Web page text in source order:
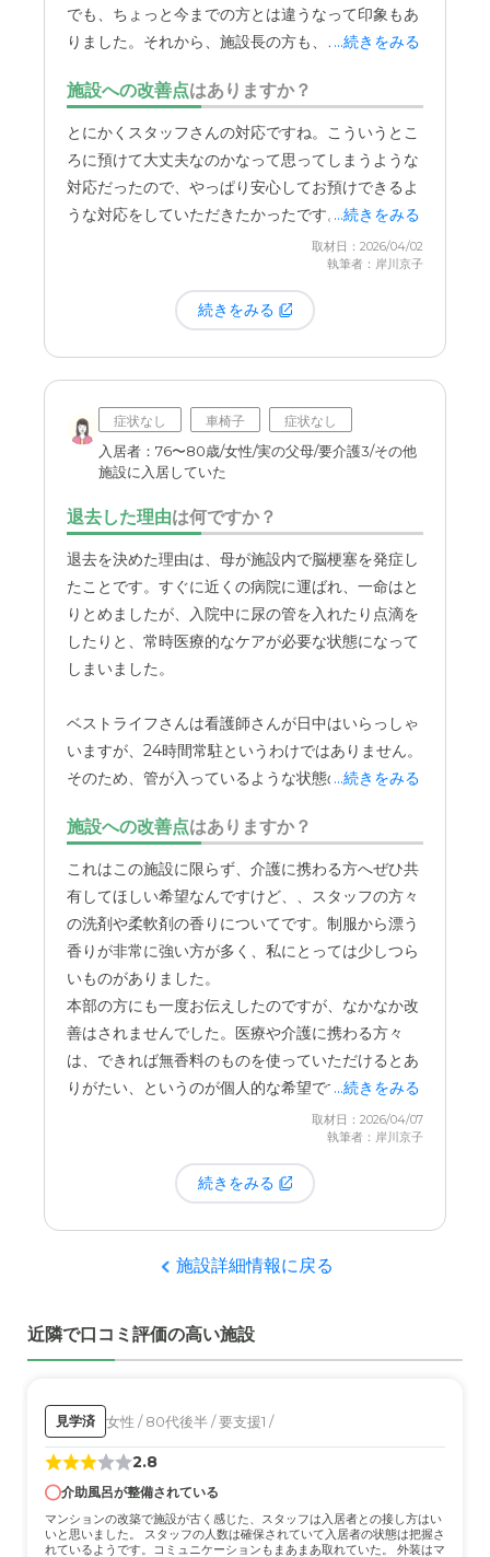
でも、ちょっと今までの方とは違うなって印象もあ
りました。それから、施設長の方も、この人が施設
日に「私が施設長の何々です」って挨拶もなくて、
そこに立ってるだけだったので、誰が施設長かって
いうのも分からなくて。だから、こういうところに
預けて大丈夫なのかなっていうのもありました。
て、すぐに動きました。施設の建物自体はすごく新
しくて、部屋も一番見た中で広くて、すごく良かっ
たんですけど、やっぱり中で働く人たちと合わない
...続きをみる
施設への改善点はありますか？
とにかくスタッフさんの対応ですね。こういうとこ
ろに預けて大丈夫なのかなって思ってしまうような
対応だったので、やっぱり安心してお預けできるよ
うな対応をしていただきたかったです。...続きをみる
取材日：2026/04/02
執筆者：岸川京子
続きをみる
症状なし 車椅子 症状なし
入居者：76〜80歳/女性/実の父母/要介護3/その他
施設に入居していた
退去した理由は何ですか？
退去を決めた理由は、母が施設内で脳梗塞を発症し
たことです。すぐに近くの病院に運ばれ、一命はと
りとめましたが、入院中に尿の管を入れたり点滴を
したりと、常時医療的なケアが必要な状態になって
しまいました。
ベストライフさんは看護師さんが日中はいらっしゃ
いますが、24時間常駐というわけではありません。
そのため、管が入っているような状態の入居者さん
側からも、この状態での受け入れは難しいというお
話があり、退去せざるを得ませんでした。最終的に
は、24時間体制で看護師さんがいて、医療的なケア
も受けられるホスピス系の施設へ移ることになりま
した。
...続きをみる
施設への改善点はありますか？
これはこの施設に限らず、介護に携わる方へぜひ共
有してほしい希望なんですけど、、スタッフの方々
の洗剤や柔軟剤の香りについてです。制服から漂う
香りが非常に強い方が多く、私にとっては少しつら
いものがありました。
本部の方にも一度お伝えしたのですが、なかなか改
善はされませんでした。医療や介護に携わる方々
は、できれば無香料のものを使っていただけるとあ
りがたい、というのが個人的な希望です。
ただ、この施設が素晴らしいと思ったのは、入居者
の洗濯物は無香料の洗剤で洗ってくれていたことで
す。そのため、母の衣類から強い匂いがすることは
...続きをみる
取材日：2026/04/07
執筆者：岸川京子
続きをみる
施設詳細情報に戻る
近隣で口コミ評価の高い施設
見学済 女性 / 80代後半 / 要支援1 /
2.8
介助風呂が整備されている
マンションの改築で施設が古く感じた、スタッフは入居者との接し方はい
いと思いました。 スタッフの人数は確保されていて入居者の状態は把握さ
れているようです。コミュニケーションもまあまあ取れていた。 外装はマ